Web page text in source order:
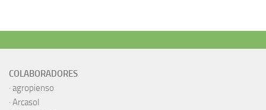
COLABORADORES
· agropienso
· Arcasol